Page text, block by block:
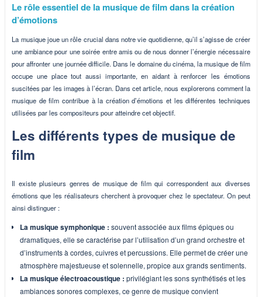
Le rôle essentiel de la musique de film dans la création
d’émotions
La musique joue un rôle crucial dans notre vie quotidienne, qu’il s’agisse de créer
une ambiance pour une soirée entre amis ou de nous donner l’énergie nécessaire
pour affronter une journée difficile. Dans le domaine du cinéma, la musique de film
occupe une place tout aussi importante, en aidant à renforcer les émotions
suscitées par les images à l’écran. Dans cet article, nous explorerons comment la
musique de film contribue à la création d’émotions et les différentes techniques
utilisées par les compositeurs pour atteindre cet objectif.
Les différents types de musique de
film
Il existe plusieurs genres de musique de film qui correspondent aux diverses
émotions que les réalisateurs cherchent à provoquer chez le spectateur. On peut
ainsi distinguer :
La musique symphonique : souvent associée aux films épiques ou
dramatiques, elle se caractérise par l’utilisation d’un grand orchestre et
d’instruments à cordes, cuivres et percussions. Elle permet de créer une
atmosphère majestueuse et solennelle, propice aux grands sentiments.
La musique électroacoustique : privilégiant les sons synthétisés et les
ambiances sonores complexes, ce genre de musique convient